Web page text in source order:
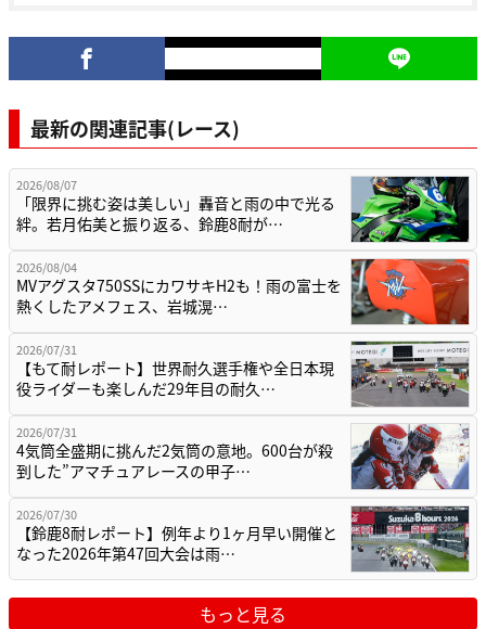
最新の関連記事(レース)
2026/08/07
「限界に挑む姿は美しい」轟音と雨の中で光る
絆。若月佑美と振り返る、鈴鹿8耐が…
2026/08/04
MVアグスタ750SSにカワサキH2も！雨の富士を
熱くしたアメフェス、岩城滉…
2026/07/31
【もて耐レポート】世界耐久選手権や全日本現
役ライダーも楽しんだ29年目の耐久…
2026/07/31
4気筒全盛期に挑んだ2気筒の意地。600台が殺
到した”アマチュアレースの甲子…
2026/07/30
【鈴鹿8耐レポート】例年より1ヶ月早い開催と
なった2026年第47回大会は雨…
もっと見る